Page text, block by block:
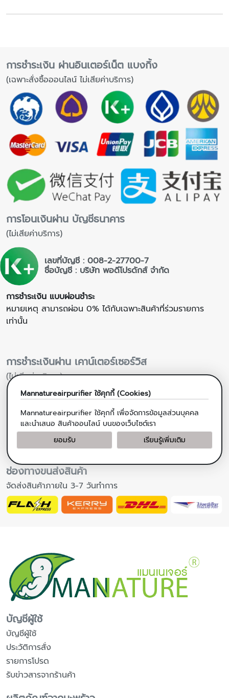
การชำระเงิน ผ่านอินเตอร์เน็ต แบงกิ้ง
(เฉพาะสั่งซื้อออนไลน์ ไม่เสียค่าบริการ)
การโอนเงินผ่าน บัญชีธนาคาร
(ไม่เสียค่าบริการ)
เลขที่บัญชี : 008-2-27700-7
หมายเหตุ สามารถผ่อน 0% ได้กับเฉพาะสินค้าที่ร่วมรายการ
เท่านั้น
การชำระเงินผ่าน เคาน์เตอร์เซอร์วิส
(ไม่เสียค่าบริการ)
จัดส่งสินค้าภายใน 3-7 วันทำการ
Mannatureairpurifier ใช้คุกกี้ (Cookies)
Mannatureairpurifier ใช้คุกกี้ เพื่อจัดการข้อมูลส่วนบุคคล
และนำเสนอ สินค้าออนไลน์ บนของเว็บไซต์เรา
ยอมรับ
เรียนรู้เพิ่มเติม